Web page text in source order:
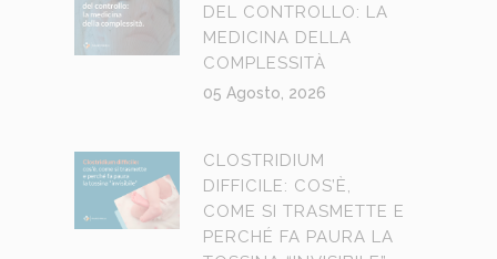
DEL CONTROLLO: LA
MEDICINA DELLA
COMPLESSITÀ
05 Agosto, 2026
CLOSTRIDIUM
DIFFICILE: COS’È,
COME SI TRASMETTE E
PERCHÉ FA PAURA LA